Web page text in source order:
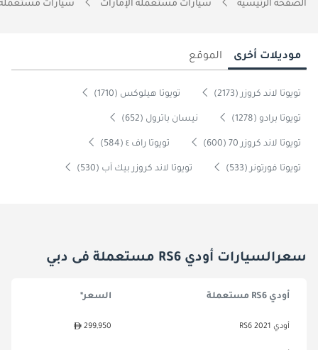
الصفحة الرئيسية سيارات مستعملة الإمارات سيارات
موديلات أخرى الموقع
تويوتا لاند كروزر (2173) تويوتا هيلوكس (1710)
تويوتا برادو (1278) نيسان باترول (652)
تويوتا لاند كروزر 70 (600) تويوتا راف ٤ (584)
تويوتا فورتونر (533) تويوتا لاند كروزر بيك آب (530)
سعرالسيارات أودي RS6 مستعملة فى دبي
أودي RS6 مستعملة السعر*
أودي RS6 2021 299,950